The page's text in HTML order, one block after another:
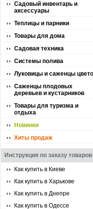
Садовый инвентарь и
аксессуары
Теплицы и парники
Товары для дома
Садовая техника
Системы полива
Луковицы и саженцы
Саженцы плодовых
деревьев и кустарников
Товары для туризма и
отдыха
Новинки
Хиты продаж
Инструкция по заказу товаров
Как купить в Киеве
Как купить в Харькове
Как купить в Днепре
Как купить в Одессе